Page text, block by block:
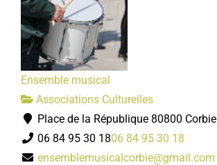
Ensemble musical
Associations Culturelles
Place de la République 80800 Corbie
06 84 95 30 1806 84 95 30 18
ensemblemusicalcorbie@gmail.com